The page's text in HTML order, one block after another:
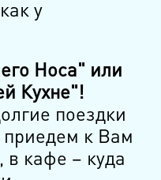
у
Носа" или
Кухне"!
поездки
к Вам
кафе – куда